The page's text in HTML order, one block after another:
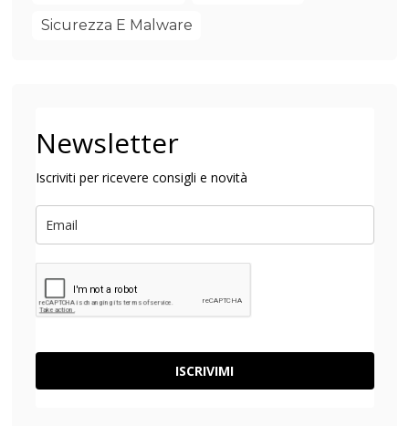
Sicurezza E Malware
Newsletter
Iscriviti per ricevere consigli e novità
ISCRIVIMI